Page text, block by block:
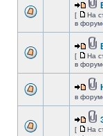
[ На
в
[ На
в
в
[ На